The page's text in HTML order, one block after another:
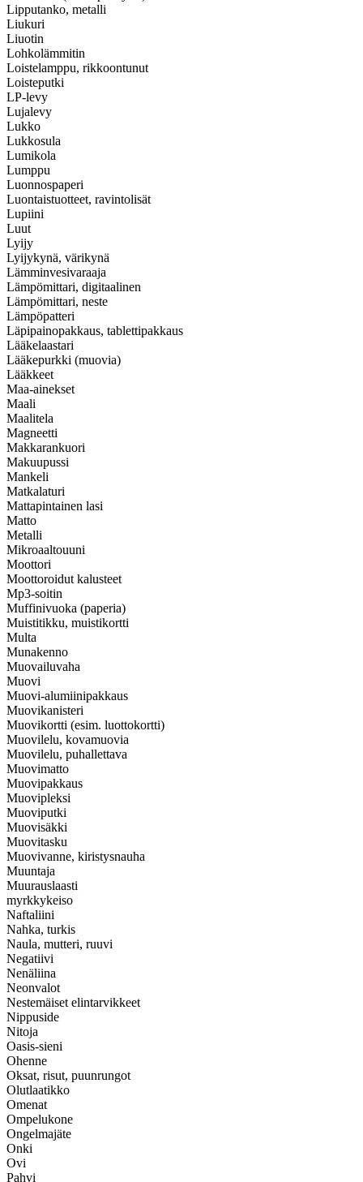
Lipputanko, metalli
Liukuri
Liuotin
Lohkolämmitin
Loistelamppu, rikkoontunut
Loisteputki
LP-levy
Lujalevy
Lukko
Lukkosula
Lumikola
Lumppu
Luonnospaperi
Luontaistuotteet, ravintolisät
Lupiini
Luut
Lyijy
Lyijykynä, värikynä
Lämminvesivaraaja
Lämpömittari, digitaalinen
Lämpömittari, neste
Lämpöpatteri
Läpipainopakkaus, tablettipakkaus
Lääkelaastari
Lääkepurkki (muovia)
Lääkkeet
Maa-ainekset
Maali
Maalitela
Magneetti
Makkarankuori
Makuupussi
Mankeli
Matkalaturi
Mattapintainen lasi
Matto
Metalli
Mikroaaltouuni
Moottori
Moottoroidut kalusteet
Mp3-soitin
Muffinivuoka (paperia)
Muistitikku, muistikortti
Multa
Munakenno
Muovailuvaha
Muovi
Muovi-alumiinipakkaus
Muovikanisteri
Muovikortti (esim. luottokortti)
Muovilelu, kovamuovia
Muovilelu, puhallettava
Muovimatto
Muovipakkaus
Muovipleksi
Muoviputki
Muovisäkki
Muovitasku
Muovivanne, kiristysnauha
Muuntaja
Muurauslaasti
myrkkykeiso
Naftaliini
Nahka, turkis
Naula, mutteri, ruuvi
Negatiivi
Nenäliina
Neonvalot
Nestemäiset elintarvikkeet
Nippuside
Nitoja
Oasis-sieni
Ohenne
Oksat, risut, puunrungot
Olutlaatikko
Omenat
Ompelukone
Ongelmajäte
Onki
Ovi
Pahvi